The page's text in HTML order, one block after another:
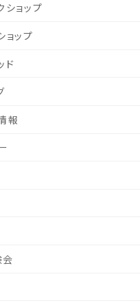
ショップ
ョップ
ド
報